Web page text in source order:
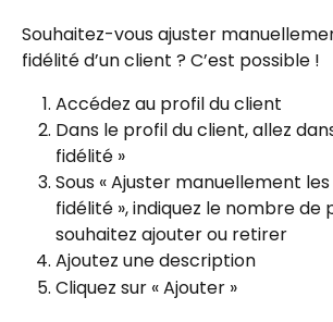
Souhaitez-vous ajuster
fidélité d’un client ? C’est possible !
Accédez au profil du client
Dans le profil du client, allez
fidélité »
Sous « Ajuster manuellement
fidélité », indiquez le nombre de
souhaitez ajouter ou retirer
Ajoutez une description
Cliquez sur « Ajouter »